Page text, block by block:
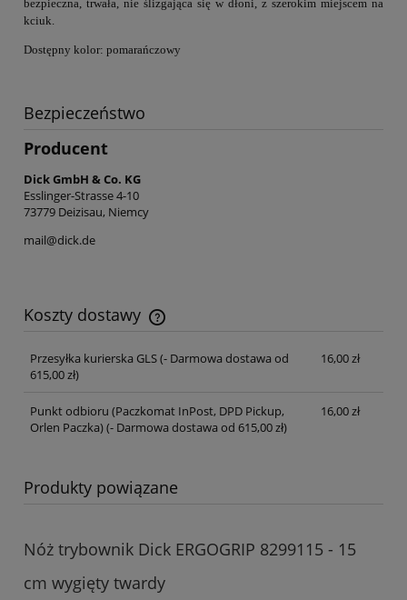
bezpieczna, trwała, nie ślizgająca się w dłoni, z szerokim miejscem na
kciuk.
Dostępny kolor: pomarańczowy
Bezpieczeństwo
Producent
Dick GmbH & Co. KG
Esslinger-Strasse 4-10
73779 Deizisau, Niemcy
mail@dick.de
Koszty dostawy
Cena nie zawiera ewentualnych kosztów płatności
Przesyłka kurierska GLS(- Darmowa dostawa od
615,00 zł)
16,00 zł
Punkt odbioru (Paczkomat InPost, DPD Pickup,
Orlen Paczka)(- Darmowa dostawa od 615,00 zł)
16,00 zł
Produkty powiązane
Nóż trybownik Dick ERGOGRIP 8299115 - 15
cm wygięty twardy